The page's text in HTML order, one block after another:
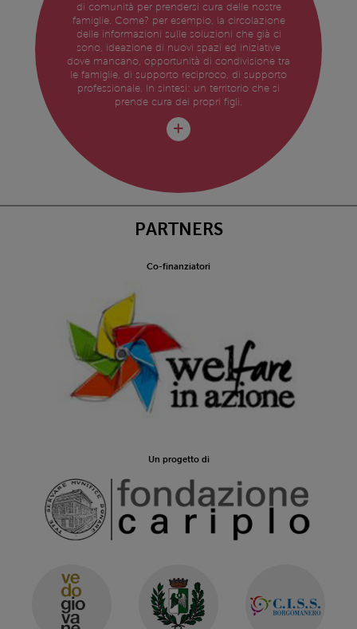
di comunità per prendersi cura delle nostre
famiglie. Come? per esempio, la circolazione
delle informazioni sulle soluzioni che già ci
sono, ideazione di nuovi spazi ed iniziative
dove mancano, opportunità di condivisione tra
le famiglie, di supporto reciproco, di supporto
professionale. In sintesi: un territorio che si
prende cura dei propri figli.
PARTNERS
Co-finanziatori
Un progetto di